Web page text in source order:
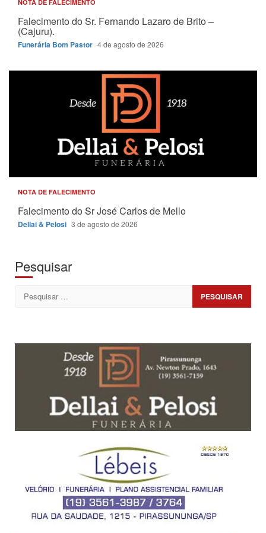
NOTA DE FALECIMENTO
Falecimento do Sr. Fernando Lazaro de Brito –
(Cajuru).
Funerária Bom Pastor 4 de agosto de 2026
NOTA DE FALECIMENTO
Falecimento do Sr José Carlos de Mello
Dellai & Pelosi 3 de agosto de 2026
Pesquisar
Pesquisar